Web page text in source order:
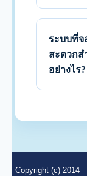
ระบบที่จ
สะดวกส
อย่างไร?
Copyright (c) 2014